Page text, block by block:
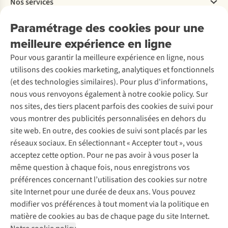
Paramétrage des cookies pour une
meilleure expérience en ligne
Pour vous garantir la meilleure expérience en ligne, nous
utilisons des cookies marketing, analytiques et fonctionnels
(et des technologies similaires). Pour plus d'informations,
nous vous renvoyons également à notre cookie policy. Sur
nos sites, des tiers placent parfois des cookies de suivi pour
vous montrer des publicités personnalisées en dehors du
site web. En outre, des cookies de suivi sont placés par les
réseaux sociaux. En sélectionnant « Accepter tout », vous
acceptez cette option. Pour ne pas avoir à vous poser la
même question à chaque fois, nous enregistrons vos
préférences concernant l’utilisation des cookies sur notre
site Internet pour une durée de deux ans. Vous pouvez
modifier vos préférences à tout moment via la politique en
matière de cookies au bas de chaque page du site Internet.
Livraison
Rétractation d'une commande
Entretien & réparations
Garantie
Contactez-nous
Explore More
À propos d’Ayacucho
Nos magasins
À propos d’A.S.Adventure
Déclaration d'accessibilité
Location / Location sports d’hiver
Entretien de ski
Service de lavage
Entretien de chaussures
Réparation de chaussures
Réparation de vêtements
Retouches
Pour les entreprises
Découvrez
A.S.Magazine
Explore Camp
Gear Check
Expertise & conseils
Abonnez-vous à la newsletter
Suivez-nous
Mentions légales
Politique de confidentialité
Conditions générales
Cookie Policy